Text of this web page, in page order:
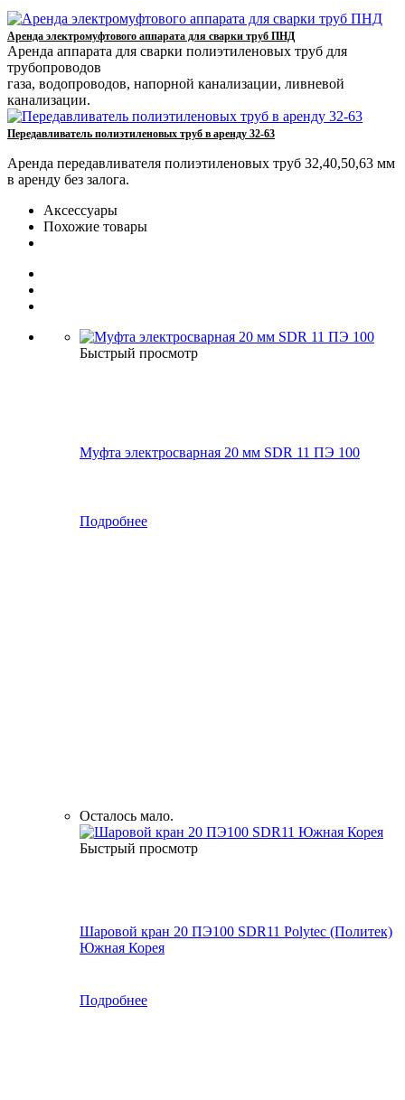
Аренда электромуфтового аппарата для сварки труб ПНД
Аренда аппарата для сварки полиэтиленовых труб для
трубопроводов
газа, водопроводов, напорной канализации, ливневой
канализации.
Передавливатель полиэтиленовых труб в аренду 32-63
Аренда передавливателя полиэтиленовых труб 32,40,50,63 мм
в аренду без залога.
Аксессуары
Похожие товары
Быстрый просмотр
Муфта электросварная 20 мм SDR 11 ПЭ 100
Подробнее
Осталось мало.
Быстрый просмотр
Шаровой кран 20 ПЭ100 SDR11 Polytec (Политек)
Южная Корея
Подробнее